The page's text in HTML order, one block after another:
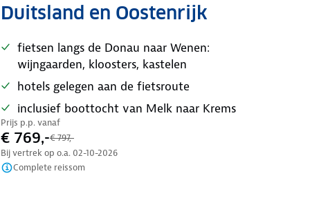
Duitsland en Oostenrijk
fietsen langs de Donau naar Wenen:
wijngaarden, kloosters, kastelen
hotels gelegen aan de fietsroute
inclusief boottocht van Melk naar Krems
Prijs p.p. vanaf
€ 769,-€ 797,-
Bij vertrek op o.a. 02-10-2026
Complete reissom